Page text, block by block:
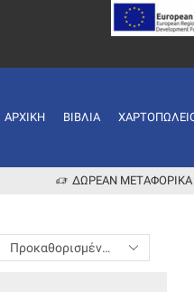
ΑΡΧΙΚΉ ΒΙΒΛΊΑ
ΔΩΡΕΆΝ